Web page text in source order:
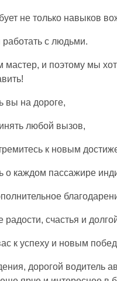
не только навыков
с людьми.
мастер, и поэтому мы
вы на дороге,
любой вызов,
к новым
о каждом пассажире
радости, счастья и
к успеху и новым
дорогой водитель